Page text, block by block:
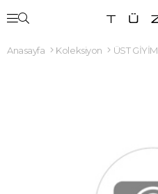
Anasayfa Koleksiyon ÜST GİYİM